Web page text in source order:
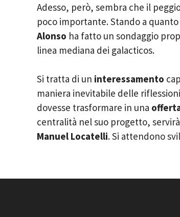
Adesso, però, sembra che il
poco importante. Stando a
Alonso ha fatto un sondaggio
linea mediana dei galacticos.
Si tratta di un interessamento
maniera inevitabile delle
dovesse trasformare in una
centralità nel suo progetto,
Manuel Locatelli. Si attendono